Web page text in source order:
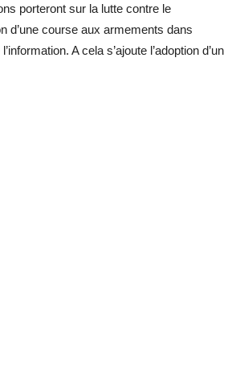
porteront sur la lutte contre le
d’une course aux armements dans
A cela s’ajoute l’adoption d’un